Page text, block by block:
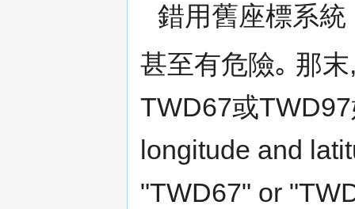
錯用舊座標系統
甚至有危險｡ 那
TWD67或
longitude and
"TWD67" or